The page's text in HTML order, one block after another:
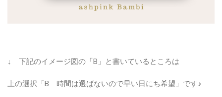
↓ 下記のイメージ図の「B」と書いているところは
上の選択「B 時間は選ばないので早い日にち希望」です♪